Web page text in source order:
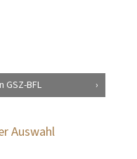
BFL
Auswahl